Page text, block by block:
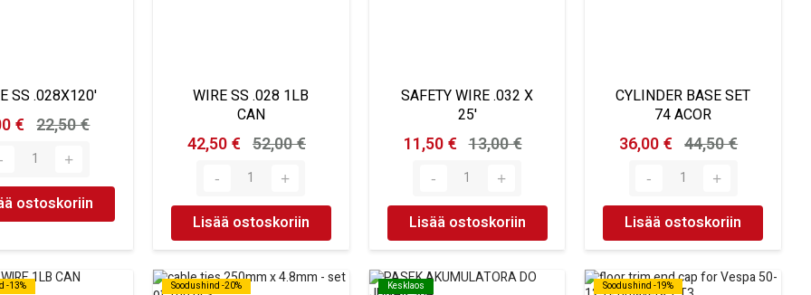
SS .028X120'
€ 22,50 €
ostoskoriin
WIRE SS .028 1LB
CAN
42,50 € 52,00 €
Lisää ostoskoriin
SAFETY WIRE .032 X
25'
11,50 € 13,00 €
Lisää ostoskoriin
CYLINDER BASE SET
74 ACOR
36,00 € 44,50 €
Lisää ostoskoriin
-13%
-13%
Soodushind -20%
Soodushind -20%
Kesklaos
Kesklaos
Soodushind -19%
Soodushind -19%